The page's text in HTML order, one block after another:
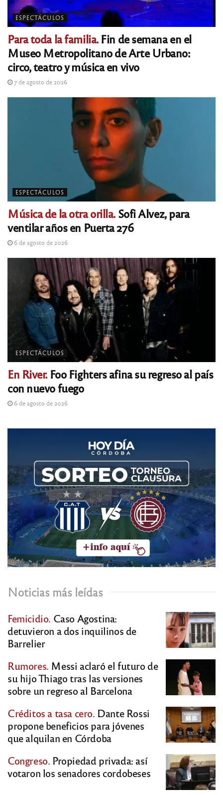
ESPECTÁCULOS
Para toda la familia.Fin de semana en el
Museo Metropolitano de Arte Urbano:
circo, teatro y música en vivo
7 de agosto de 2026
ESPECTÁCULOS
Música de la otra orilla. Sofi Alvez, para
ventilar años en Puerta 276
6 de agosto de 2026
ESPECTÁCULOS
En River. Foo Fighters afina su regreso al país
con nuevo fuego
6 de agosto de 2026
Noticias más leídas
Femicidio. Caso Agostina:
detuvieron a dos inquilinos de
Barrelier
Rumores. Messi aclaró el futuro de
su hijo Thiago tras las versiones
sobre un regreso al Barcelona
Créditos a tasa cero. Dante Rossi
propone beneficios para jóvenes
que alquilan en Córdoba
Congreso. Propiedad privada: así
votaron los senadores cordobeses